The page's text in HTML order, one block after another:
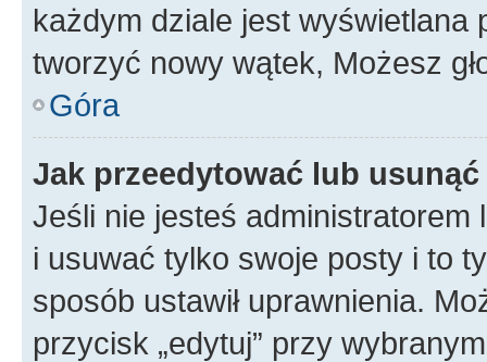
każdym dziale jest wyświetlana
tworzyć nowy wątek, Możesz
Góra
Jak przeedytować lub
Jeśli nie jesteś
i usuwać tylko swoje posty i to
sposób ustawił uprawnienia.
przycisk „edytuj” przy